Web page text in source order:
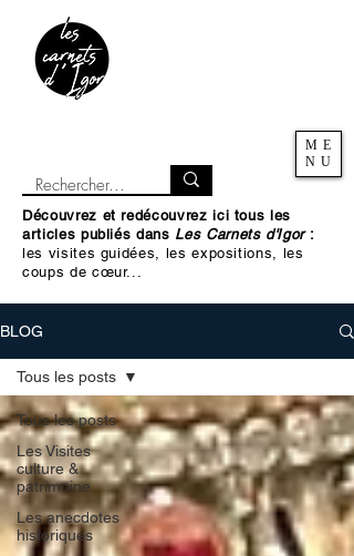
ME
NU
Découvrez et redécouvrez ici tous les
articles publiés dans Les Carnets d'Igor :
les visites guidées, les expositions, les
coups de cœur...
BLOG
Tous les posts
Les Visites
culture &
patrimoine
Les anecdotes
historiques
Tous les posts